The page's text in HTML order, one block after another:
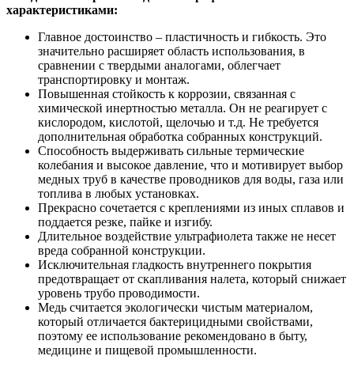
характеристиками:
Главное достоинство – пластичность и гибкость. Это
значительно расширяет область использования, в
сравнении с твердыми аналогами, облегчает
транспортировку и монтаж.
Повышенная стойкость к коррозии, связанная с
химической инертностью металла. Он не реагирует с
кислородом, кислотой, щелочью и т.д. Не требуется
дополнительная обработка собранных конструкций.
Способность выдерживать сильные термические
колебания и высокое давление, что и мотивирует выбор
медных труб в качестве проводников для воды, газа или
топлива в любых установках.
Прекрасно сочетается с креплениями из иных сплавов и
поддается резке, пайке и изгибу.
Длительное воздействие ультрафиолета также не несет
вреда собранной конструкции.
Исключительная гладкость внутреннего покрытия
предотвращает от скапливания налета, который снижает
уровень трубо проводимости.
Медь считается экологически чистым материалом,
который отличается бактерицидными свойствами,
поэтому ее использование рекомендовано в быту,
медицине и пищевой промышленности.